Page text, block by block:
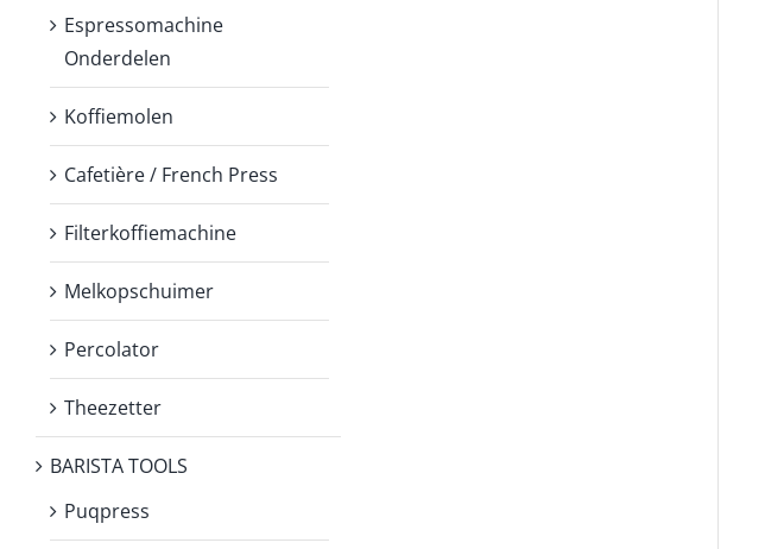
Espressomachine
Onderdelen
Koffiemolen
Cafetière / French Press
Filterkoffiemachine
Melkopschuimer
Percolator
Theezetter
BARISTA TOOLS
Puqpress